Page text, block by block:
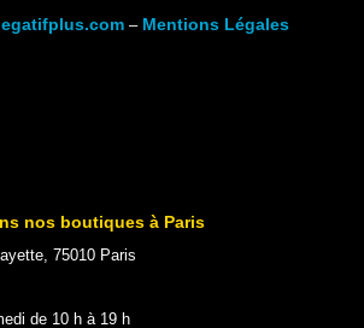
– Mentions Légales
nos boutiques à Paris
75010 Paris
de 10 h à 19 h